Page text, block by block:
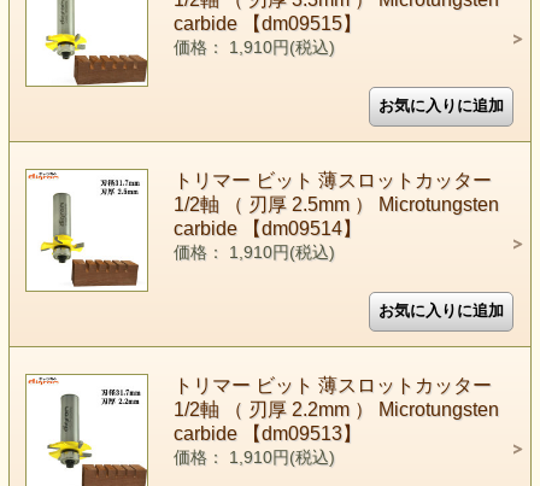
carbide 【dm09515】
価格： 1,910円(税込)
トリマー ビット 薄スロットカッター
1/2軸 （ 刃厚 2.5mm ） Microtungsten
carbide 【dm09514】
価格： 1,910円(税込)
トリマー ビット 薄スロットカッター
1/2軸 （ 刃厚 2.2mm ） Microtungsten
carbide 【dm09513】
価格： 1,910円(税込)